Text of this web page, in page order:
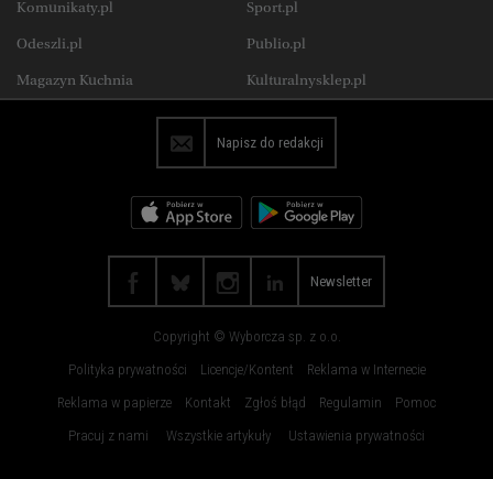
Koszalin Kraków
Lublin Łódź
Olsztyn Opole
Poznań
Sosnowiec
Toruń
Wrocław
Zielona Góra
Komunikaty.pl
Odeszli.pl
Magazyn Kuchnia
Sport.pl
Publio.pl
Kulturalnysklep.pl
Napisz do redakcji
Newsletter
Copyright © Wyborcza sp. z o.o.
Polityka prywatności
Licencje/Kontent
Reklama w Internecie
Reklama w papierze
Kontakt Zgłoś błąd Regulamin
Pomoc
Pracuj z nami
Wszystkie artykuły Ustawienia prywatności